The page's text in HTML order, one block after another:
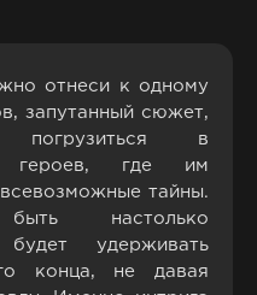
отнеси к одному
запутанный сюжет,
погрузиться в
героев, где им
тайны.
настолько
удерживать
конца, не давая